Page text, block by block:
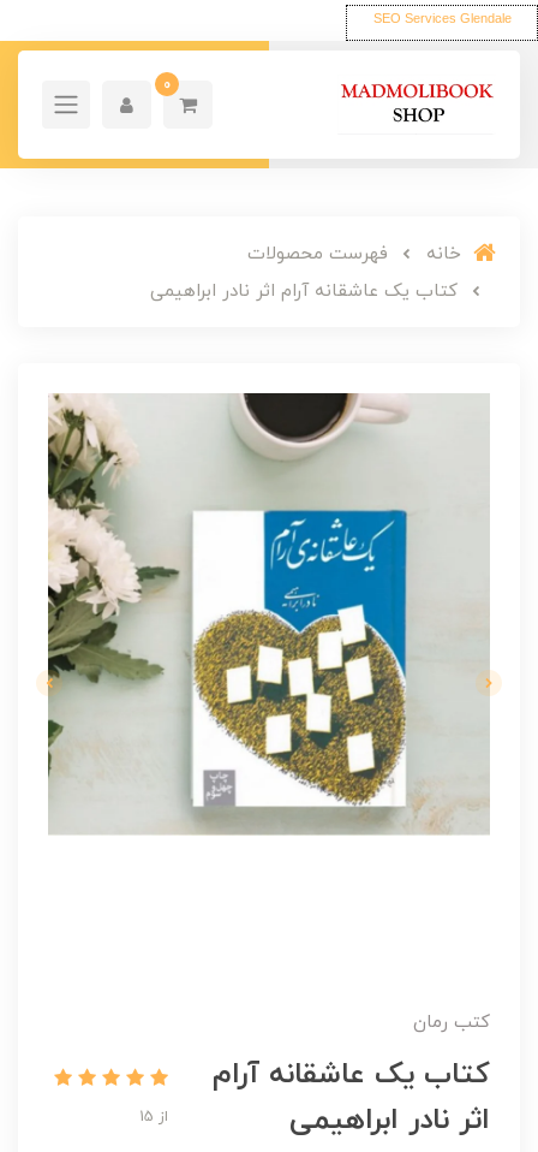
SEO Services Glendale
0
خانه
فهرست محصولات
کتاب یک عاشقانه آرام اثر نادر ابراهیمی
کتب رمان
کتاب یک عاشقانه آرام
اثر نادر ابراهیمی
از 15